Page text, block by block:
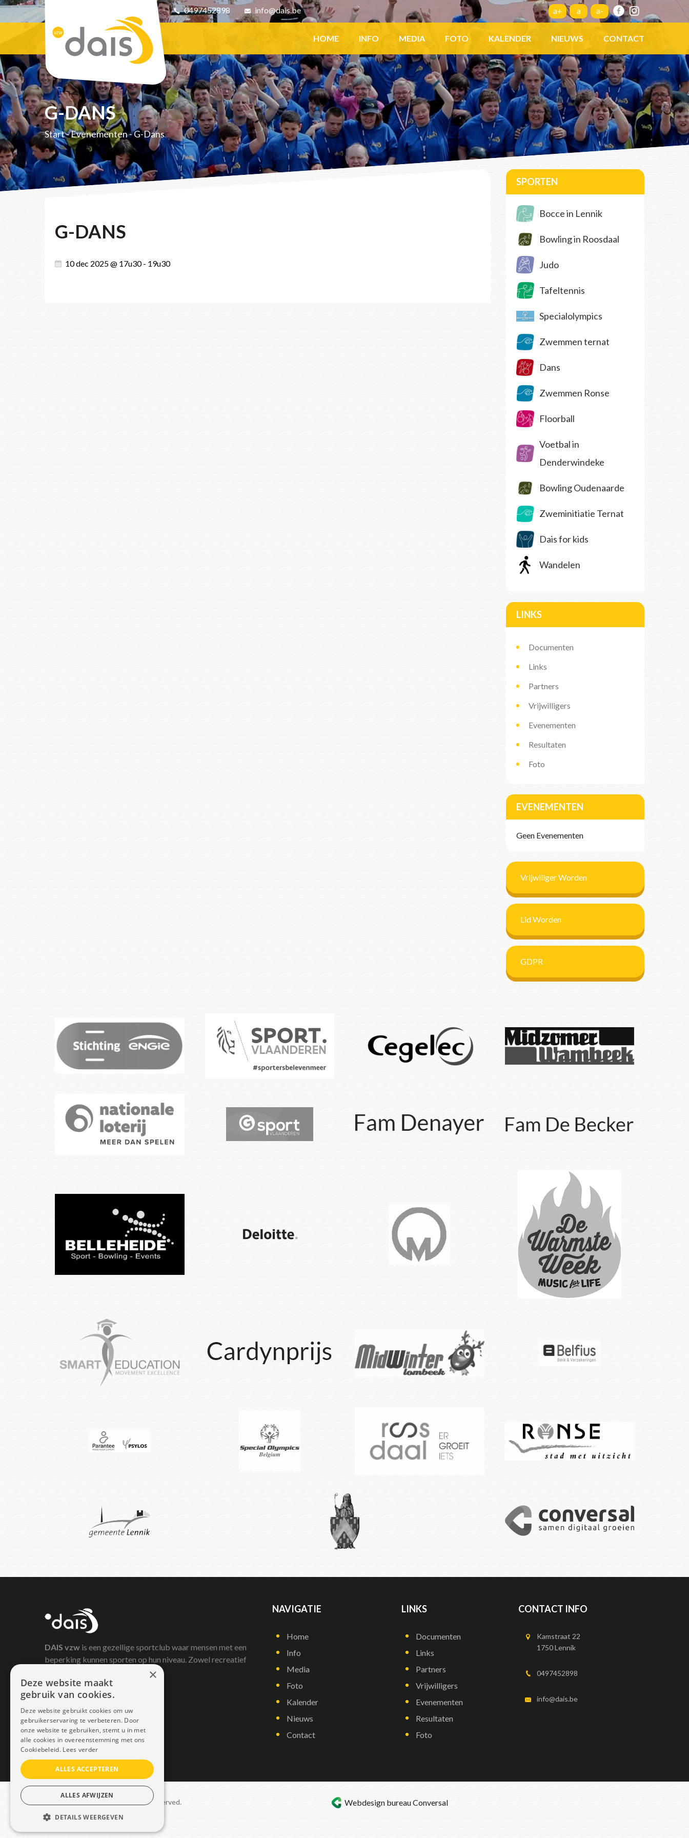
0497452898 info@dais.be Facebook a+ a a-
HOME INFO MEDIA FOTO KALENDER NIEUWS CONTACT
G-DANS
Start-Evenementen-G-Dans
G-DANS
10 dec 2025 @ 17u30 - 19u30
SPORTEN
Bocce in Lennik
Bowling in Roosdaal
Judo
Tafeltennis
Specialolympics
Zwemmen ternat
Dans
Zwemmen Ronse
Floorball
Voetbal in
Denderwindeke
Bowling Oudenaarde
Zweminitiatie Ternat
Dais for kids
Wandelen
LINKS
Documenten
Links
Partners
Vrijwilligers
Evenementen
Resultaten
Foto
EVENEMENTEN
Geen Evenementen
Vrijwiliger Worden
Lid Worden
GDPR
DAIS vzw is een gezellige sportclub waar mensen met een
beperking kunnen sporten op hun niveau. Zowel recreatief
NAVIGATIE
Home
Info
Media
Foto
Kalender
Nieuws
Contact
LINKS
Documenten
Links
Partners
Vrijwilligers
Evenementen
Resultaten
Foto
CONTACT INFO
Kamstraat 22
1750 Lennik
0497452898
info@dais.be
Copyright © 2021 Dais. All rights reserved.
Sitemap–GDPR
Webdesign bureauConversal
×
Deze website maakt
gebruik van cookies.
Deze website gebruikt cookies om uw
gebruikerservaring te verbeteren. Door
onze website te gebruiken, stemt u in met
alle cookies in overeenstemming met ons
Cookiebeleid. Lees verder
ALLES ACCEPTEREN
ALLES AFWIJZEN
DETAILS WEERGEVEN
STRIKT NOODZAKELIJK